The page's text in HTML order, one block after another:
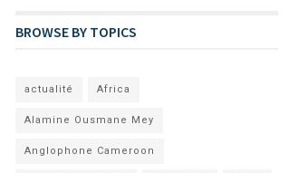
BROWSE BY TOPICS
actualité Africa
Alamine Ousmane Mey
Anglophone Cameroon